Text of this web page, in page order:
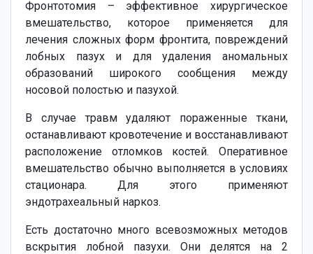
Фронтотомия – эффективное хирургическое
вмешательство, которое применяется для
лечения сложных форм фронтита, повреждений
лобных пазух и для удаления аномальных
образований широкого сообщения между
носовой полостью и пазухой.
В случае травм удаляют пораженные ткани,
останавливают кровотечение и восстанавливают
расположение отломков костей. Оперативное
вмешательство обычно выполняется в условиях
стационара. Для этого применяют
эндотрахеальный наркоз.
Есть достаточно много всевозможных методов
вскрытия лобной пазухи. Они делятся на 2